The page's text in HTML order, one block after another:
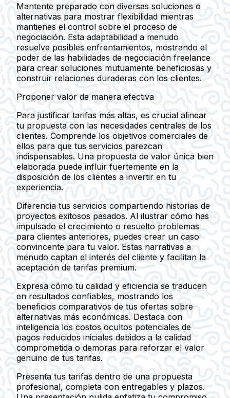
Mantente preparado con diversas soluciones o
alternativas para mostrar flexibilidad mientras
mantienes el control sobre el proceso de
negociación. Esta adaptabilidad a menudo
resuelve posibles enfrentamientos, mostrando el
poder de las habilidades de negociación freelance
para crear soluciones mutuamente beneficiosas y
construir relaciones duraderas con los clientes.
Proponer valor de manera efectiva
Para justificar tarifas más altas, es crucial alinear
tu propuesta con las necesidades centrales de los
clientes. Comprende los objetivos comerciales de
ellos para que tus servicios parezcan
indispensables. Una propuesta de valor única bien
elaborada puede influir fuertemente en la
disposición de los clientes a invertir en tu
experiencia.
Diferencia tus servicios compartiendo historias de
proyectos exitosos pasados. Al ilustrar cómo has
impulsado el crecimiento o resuelto problemas
para clientes anteriores, puedes crear un caso
convincente para tu valor. Estas narrativas a
menudo captan el interés del cliente y facilitan la
aceptación de tarifas premium.
Expresa cómo tu calidad y eficiencia se traducen
en resultados confiables, mostrando los
beneficios comparativos de tus ofertas sobre
alternativas más económicas. Destaca con
inteligencia los costos ocultos potenciales de
pagos reducidos iniciales debidos a la calidad
comprometida o demoras para reforzar el valor
genuino de tus tarifas.
Presenta tus tarifas dentro de una propuesta
profesional, completa con entregables y plazos.